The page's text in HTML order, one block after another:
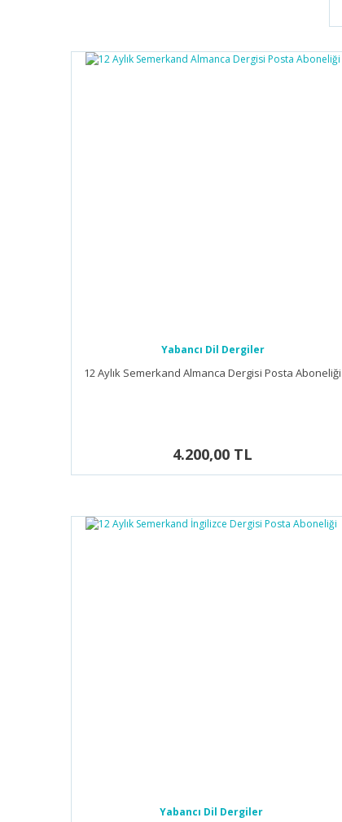
Yabancı Dil Dergiler
12 Aylık Semerkand Almanca Dergisi Posta Aboneliği
4.200,00 TL
Yabancı Dil Dergiler